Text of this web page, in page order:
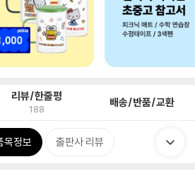
리뷰/한줄평
188 배송/반품/교환
목정보 출판사 리뷰